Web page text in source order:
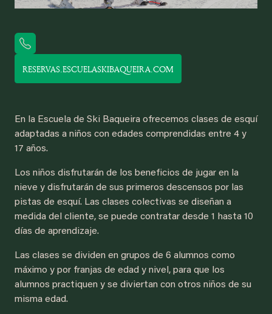
RESERVAS.ESCUELASKIBAQUEIRA.COM
En la Escuela de Ski Baqueira ofrecemos clases de esquí
adaptadas a niños con edades comprendidas entre 4 y
17 años.
Los niños disfrutarán de los beneficios de jugar en la
nieve y disfrutarán de sus primeros descensos por las
pistas de esquí. Las clases colectivas se diseñan a
medida del cliente, se puede contratar desde 1 hasta 10
días de aprendizaje.
Las clases se dividen en grupos de 6 alumnos como
máximo y por franjas de edad y nivel, para que los
alumnos practiquen y se diviertan con otros niños de su
misma edad.